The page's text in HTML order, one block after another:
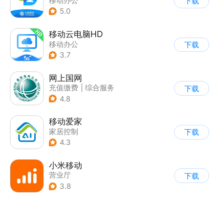
5.0
移动云电脑HD
移动办公
3.7
下载
网上国网
充值缴费
综合服务
4.8
下载
移动爱家
家居控制
4.3
下载
小米移动
营业厅
3.8
下载